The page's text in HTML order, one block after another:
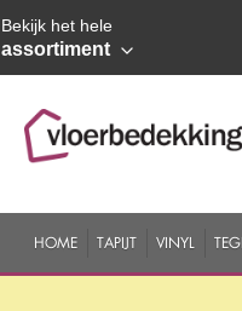
Bekijk het hele
assortiment
HOME TAPIJT VINYL